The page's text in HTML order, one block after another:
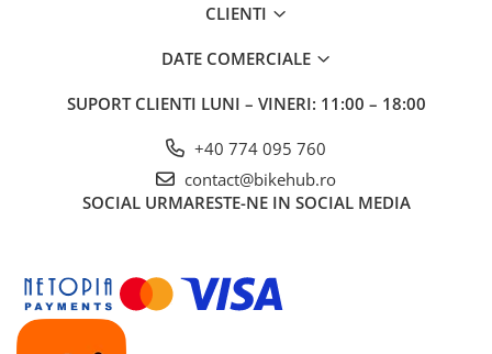
CLIENTI
DATE COMERCIALE
SUPORT CLIENTI LUNI – VINERI: 11:00 – 18:00
+40 774 095 760
contact@bikehub.ro
SOCIAL URMARESTE-NE IN SOCIAL MEDIA